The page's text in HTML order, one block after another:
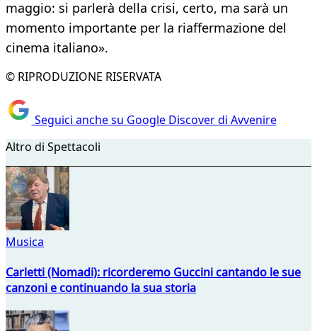
maggio: si parlerà della crisi, certo, ma sarà un
momento importante per la riaffermazione del
cinema italiano».
© RIPRODUZIONE RISERVATA
Seguici anche su Google Discover di Avvenire
Altro di Spettacoli
Musica
Carletti (Nomadi): ricorderemo Guccini cantando le sue
canzoni e continuando la sua storia